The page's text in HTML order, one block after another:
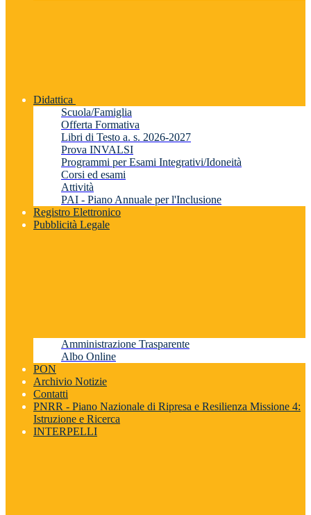
Didattica
Scuola/Famiglia
Offerta Formativa
Libri di Testo a. s. 2026-2027
Prova INVALSI
Programmi per Esami Integrativi/Idoneità
Corsi ed esami
Attività
PAI - Piano Annuale per l'Inclusione
Registro Elettronico
Pubblicità Legale
Amministrazione Trasparente
Albo Online
PON
Archivio Notizie
Contatti
PNRR - Piano Nazionale di Ripresa e Resilienza Missione 4:
Istruzione e Ricerca
INTERPELLI